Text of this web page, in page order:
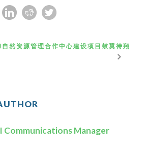
然资源管理合作中心建设项目鼓翼待翔
Communications Manager